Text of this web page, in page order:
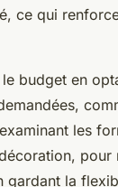
ce qui
le budget en
les
pour
gardant la